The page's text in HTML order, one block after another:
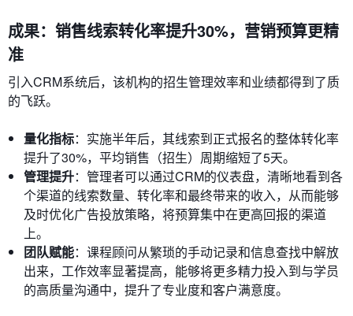
成果：销售线索转化率提升30%，营销预算更精
准
引入CRM系统后，该机构的招生管理效率和业绩都得到了质
的飞跃。
量化指标：实施半年后，其线索到正式报名的整体转化率
提升了30%，平均销售（招生）周期缩短了5天。
管理提升：管理者可以通过CRM的仪表盘，清晰地看到各
个渠道的线索数量、转化率和最终带来的收入，从而能够
及时优化广告投放策略，将预算集中在更高回报的渠道
上。
团队赋能：课程顾问从繁琐的手动记录和信息查找中解放
出来，工作效率显著提高，能够将更多精力投入到与学员
的高质量沟通中，提升了专业度和客户满意度。